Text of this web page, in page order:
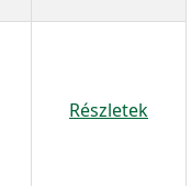
Részletek